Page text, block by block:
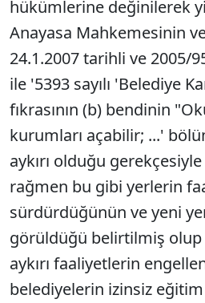
hükümlerine değinilerek
Anayasa Mahkemesinin
24.1.2007 tarihli ve 2005/
ile '5393 sayılı 'Belediye
fıkrasının (b) bendinin
kurumları açabilir; ...'
aykırı olduğu
rağmen bu gibi yerlerin
sürdürdüğünün ve yeni
görüldüğü belirtilmiş olup
aykırı faaliyetlerin
belediyelerin izinsiz